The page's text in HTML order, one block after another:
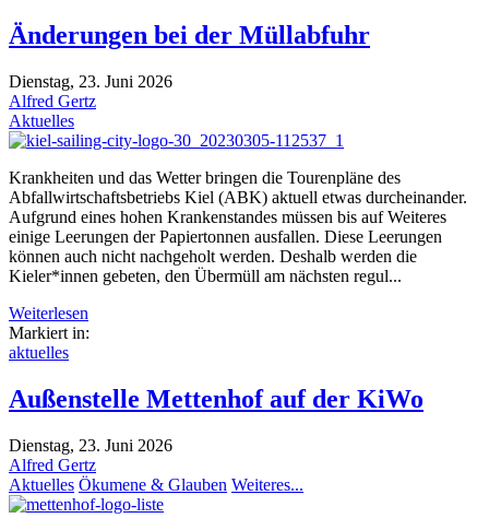
Änderungen bei der Müllabfuhr
Dienstag, 23. Juni 2026
Alfred Gertz
Aktuelles
Krankheiten und das Wetter bringen die Tourenpläne des
Abfallwirtschaftsbetriebs Kiel (ABK) aktuell etwas durcheinander.
Aufgrund eines hohen Krankenstandes müssen bis auf Weiteres
einige Leerungen der Papiertonnen ausfallen. Diese Leerungen
können auch nicht nachgeholt werden. Deshalb werden die
Kieler*innen gebeten, den Übermüll am nächsten regul...
Weiterlesen
Markiert in:
aktuelles
Außenstelle Mettenhof auf der KiWo
Dienstag, 23. Juni 2026
Alfred Gertz
Aktuelles Ökumene & Glauben Weiteres...